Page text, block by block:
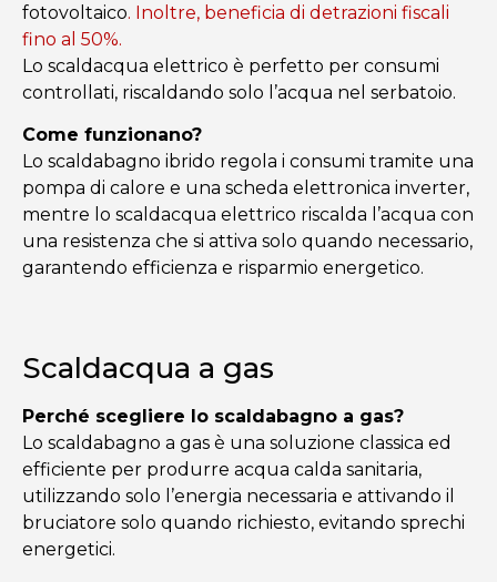
fotovoltaico. Inoltre, beneficia di detrazioni fiscali
fino al 50%.
Lo scaldacqua elettrico è perfetto per consumi
controllati, riscaldando solo l’acqua nel serbatoio.
Come funzionano?
Lo scaldabagno ibrido regola i consumi tramite una
pompa di calore e una scheda elettronica inverter,
mentre lo scaldacqua elettrico riscalda l’acqua con
una resistenza che si attiva solo quando necessario,
garantendo efficienza e risparmio energetico.
Scaldacqua a gas
Perché scegliere lo scaldabagno a gas?
Lo scaldabagno a gas è una soluzione classica ed
efficiente per produrre acqua calda sanitaria,
utilizzando solo l’energia necessaria e attivando il
bruciatore solo quando richiesto, evitando sprechi
energetici.